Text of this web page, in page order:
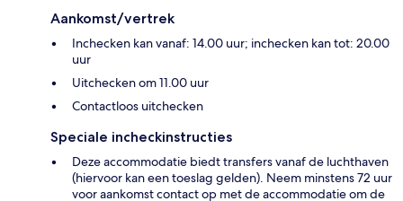
Aankomst/vertrek
Inchecken kan vanaf: 14.00 uur; inchecken kan tot: 20.00
uur
Uitchecken om 11.00 uur
Contactloos uitchecken
Speciale incheckinstructies
Deze accommodatie biedt transfers vanaf de luchthaven
(hiervoor kan een toeslag gelden). Neem minstens 72 uur
voor aankomst contact op met de accommodatie om de